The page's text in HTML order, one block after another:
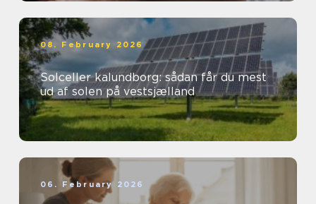
08. February 2026
Solceller kalundborg: sådan får du mest
ud af solen på vestsjælland
06. February 2026